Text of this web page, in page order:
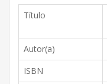
Título
Autor(a)
ISBN